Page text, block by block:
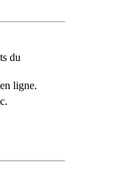
du
ligne.